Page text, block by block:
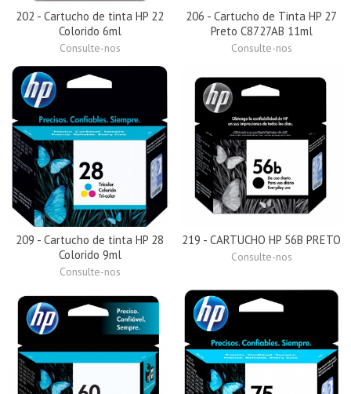
202 - Cartucho de tinta HP 22
Colorido 6ml
Consulte-nos
206 - Cartucho de Tinta HP 27
Preto C8727AB 11ml
Consulte-nos
209 - Cartucho de tinta HP 28
Colorido 9ml
Consulte-nos
219 - CARTUCHO HP 56B PRETO
Consulte-nos